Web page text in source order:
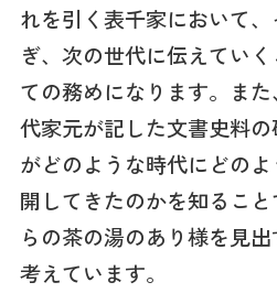
れを引く表千家において
ぎ、次の世代に伝えてい
ての務めになります。ま
代家元が記した文書史料
がどのような時代にどの
開してきたのかを知るこ
らの茶の湯のあり様を見
考えています。